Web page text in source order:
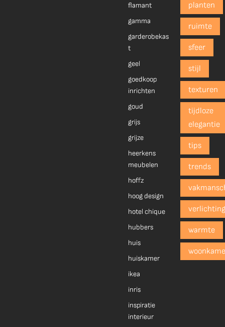
flamant
gamma
garderobekas
t
geel
goedkoop
inrichten
goud
grijs
grijze
heerkens
meubelen
hoffz
hoog design
hotel chique
hubbers
huis
huiskamer
ikea
inris
inspiratie
interieur
planten
ruimte
sfeer
stijl
texturen
tijdloze
elegantie
tips
trends
warmte